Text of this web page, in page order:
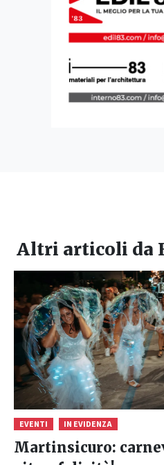
Altri articoli da
EVENTI IN EVIDENZA
Martinsicuro: